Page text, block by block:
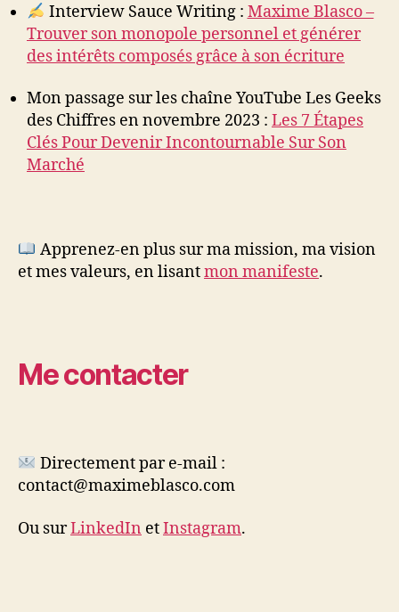
Interview Sauce Writing : Maxime Blasco –
Trouver son monopole personnel et générer
des intérêts composés grâce à son écriture
Mon passage sur les chaîne YouTube Les Geeks
des Chiffres en novembre 2023 : Les 7 Étapes
Clés Pour Devenir Incontournable Sur Son
Marché
Apprenez-en plus sur ma mission, ma vision
et mes valeurs, en lisantmon manifeste.
Me contacter
Directement par e-mail :
contact@maximeblasco.com
Ou surLinkedIn etInstagram.